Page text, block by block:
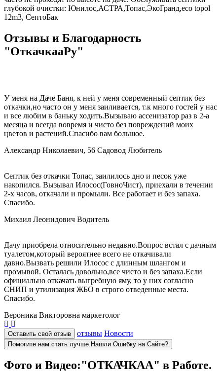
глубокой очистки: Юнилос,АСТРА,Топас,ЭкоГранд,eco topol
12m3, СептоБак
Отзывы и Благодарность
"ОткачкааРу"
У меня на Даче Баня, к ней у меня современный септик без
откачки,но часто он у меня заиливается, т.к много гостей у нас
и все любим в баньку ходить.Вызываю ассенизатор раз в 2-а
месяца и всегда вовремя и чисто без повреждений моих
цветов и растений.Спасибо вам большое.
Александр Николаевич, 56 Садовод Любитель
Септик без откачки Топас, заилилось дно и песок уже
накопился. Вызывал Илосос(ГовноЧист), приехали в течении
2-х часов, откачали и промыли. Все работает и без запаха.
Спасибо.
Михаил Леонидович Водитель
Дачу приобрела относительно недавно.Вопрос встал с дачным
туалетом,который вероятнее всего не откачивали
давно.Вызвать решили Илосос с длинным шлангом и
промывой. Осталась довольно,все чисто и без запаха.Если
официально откачать выгребную яму, то у них согласно
СНИП и утилизация ЖБО в строго отведенные места.
Спасибо.
Вероника Викторовна маркетолог
Оставить свой отзыв отзывы Новости
Помогите нам стать лучше.Нашли Ошибку на Сайте?
Фото и Видео:"ОТКАЧКАА" в Работе.